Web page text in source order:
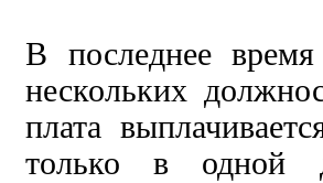
В последнее время
нескольких
плата
только в одной